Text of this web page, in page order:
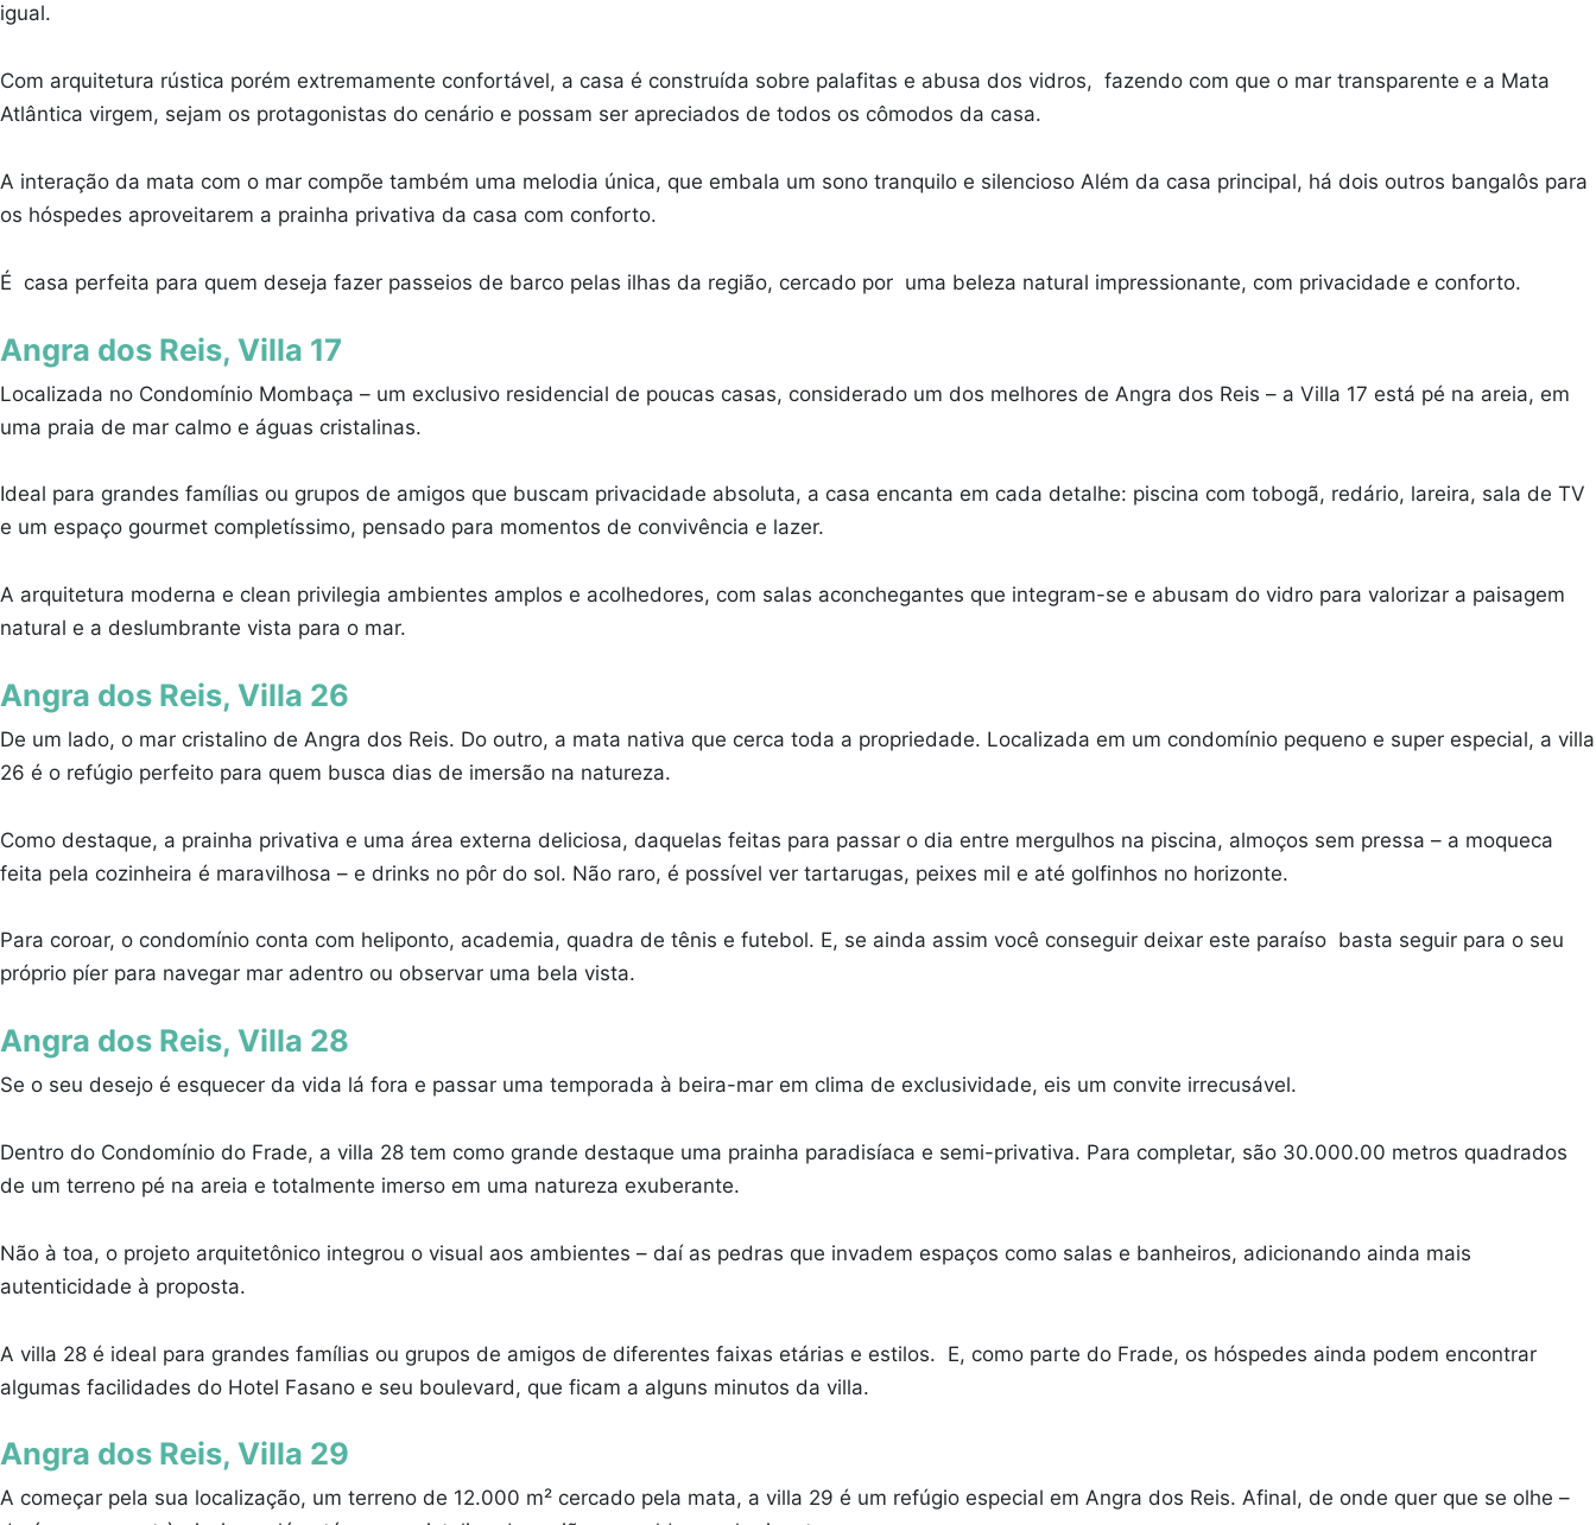
igual.
Com arquitetura rústica porém extremamente confortável, a casa é construída sobre palafitas e abusa dos vidros, fazendo com que o mar transparente e a Mata
Atlântica virgem, sejam os protagonistas do cenário e possam ser apreciados de todos os cômodos da casa.
A interação da mata com o mar compõe também uma melodia única, que embala um sono tranquilo e silencioso Além da casa principal, há dois outros bangalôs para
os hóspedes aproveitarem a prainha privativa da casa com conforto.
É casa perfeita para quem deseja fazer passeios de barco pelas ilhas da região, cercado por uma beleza natural impressionante, com privacidade e conforto.
Angra dos Reis, Villa 17
Localizada no Condomínio Mombaça – um exclusivo residencial de poucas casas, considerado um dos melhores de Angra dos Reis – a Villa 17 está pé na areia, em
uma praia de mar calmo e águas cristalinas.
Ideal para grandes famílias ou grupos de amigos que buscam privacidade absoluta, a casa encanta em cada detalhe: piscina com tobogã, redário, lareira, sala de TV
e um espaço gourmet completíssimo, pensado para momentos de convivência e lazer.
A arquitetura moderna e clean privilegia ambientes amplos e acolhedores, com salas aconchegantes que integram-se e abusam do vidro para valorizar a paisagem
natural e a deslumbrante vista para o mar.
Angra dos Reis, Villa 26
De um lado, o mar cristalino de Angra dos Reis. Do outro, a mata nativa que cerca toda a propriedade. Localizada em um condomínio pequeno e super especial, a villa
26 é o refúgio perfeito para quem busca dias de imersão na natureza.
Como destaque, a prainha privativa e uma área externa deliciosa, daquelas feitas para passar o dia entre mergulhos na piscina, almoços sem pressa – a moqueca
feita pela cozinheira é maravilhosa – e drinks no pôr do sol. Não raro, é possível ver tartarugas, peixes mil e até golfinhos no horizonte.
Para coroar, o condomínio conta com heliponto, academia, quadra de tênis e futebol. E, se ainda assim você conseguir deixar este paraíso basta seguir para o seu
próprio píer para navegar mar adentro ou observar uma bela vista.
Angra dos Reis, Villa 28
Se o seu desejo é esquecer da vida lá fora e passar uma temporada à beira-mar em clima de exclusividade, eis um convite irrecusável.
Dentro do Condomínio do Frade, a villa 28 tem como grande destaque uma prainha paradisíaca e semi-privativa. Para completar, são 30.000.00 metros quadrados
de um terreno pé na areia e totalmente imerso em uma natureza exuberante.
Não à toa, o projeto arquitetônico integrou o visual aos ambientes – daí as pedras que invadem espaços como salas e banheiros, adicionando ainda mais
autenticidade à proposta.
A villa 28 é ideal para grandes famílias ou grupos de amigos de diferentes faixas etárias e estilos. E, como parte do Frade, os hóspedes ainda podem encontrar
algumas facilidades do Hotel Fasano e seu boulevard, que ficam a alguns minutos da villa.
Angra dos Reis, Villa 29
A começar pela sua localização, um terreno de 12.000 m² cercado pela mata, a villa 29 é um refúgio especial em Angra dos Reis. Afinal, de onde quer que se olhe –